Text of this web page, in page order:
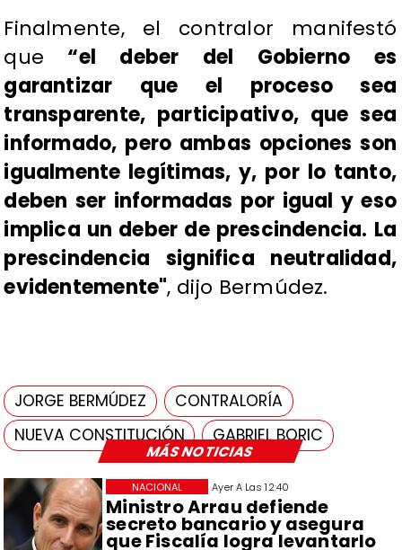
MÁS NOTICIAS
Ayer A Las 12:40
Ministro Arrau defiende
secreto bancario y asegura
que Fiscalía logra levantarlo
NACIONAL
Finalmente, el contralor manifestó
que “el deber del Gobierno es
garantizar que el proceso sea
transparente, participativo, que sea
informado, pero ambas opciones son
igualmente legítimas, y, por lo tanto,
deben ser informadas por igual y eso
implica un deber de prescindencia. La
prescindencia significa neutralidad,
evidentemente", dijo Bermúdez.
JORGE BERMÚDEZ
CONTRALORÍA
NUEVA CONSTITUCIÓN
GABRIEL BORIC